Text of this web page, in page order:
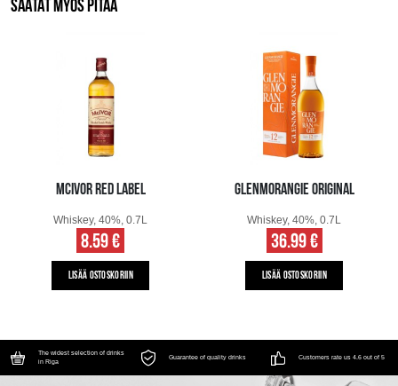
SAATAT MYÖS PITÄÄ
MCIVOR RED LABEL
Whiskey, 40%, 0.7L
8.59 €
LISÄÄ OSTOSKORIIN
GLENMORANGIE ORIGINAL
Whiskey, 40%, 0.7L
36.99 €
LISÄÄ OSTOSKORIIN
The widest selection of drinks
in Riga
Guarantee of quality drinks Customers rate us 4.6 out of 5